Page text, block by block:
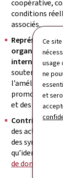
Ce
usage
ne
et
coopérative,
conditions
associés.
Représenter le
organisations
international
soutenir
l’amélioration
promouvoir la
et des
Contribuer
des acteurs du
des synergies
qu’identifiées
de données